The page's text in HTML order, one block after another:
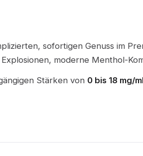
sofortigen Genuss im
moderne Menthol-
Stärken von 0 bis 18 mg/